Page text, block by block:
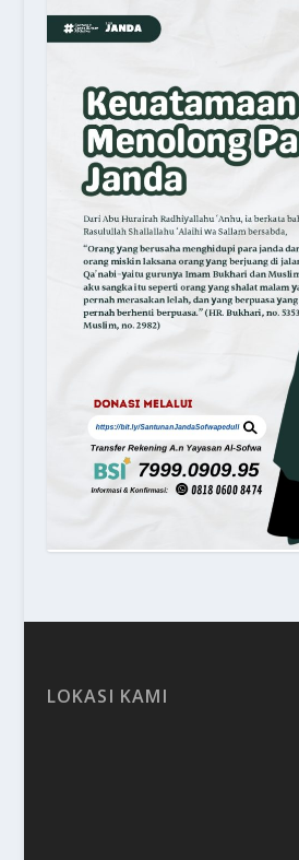
LOKASI KAMI